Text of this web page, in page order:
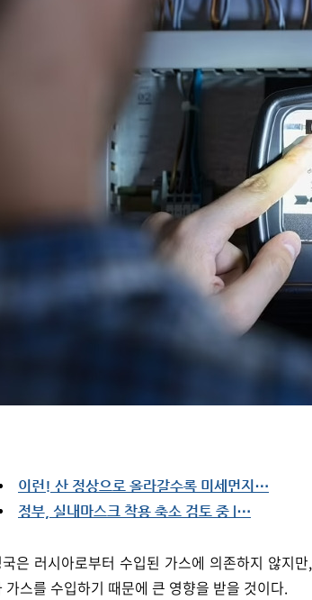
이런! 산 정상으로 올라갈수록 미세먼지⋯
정부, 실내마스크 착용 축소 검토 중 l⋯
은 러시아로부터 수입된 가스에 의존하지 않지
가스를 수입하기 때문에 큰 영향을 받을 것이다.